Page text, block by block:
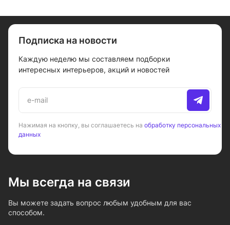
Подписка на новости
Каждую неделю мы составляем подборки
интересных интерьеров, акций и новостей
Нажимая на кнопку, вы соглашаетесь на обработку персональных
данных
Мы всегда на связи
Вы можете задать вопрос любым удобным для вас
способом.